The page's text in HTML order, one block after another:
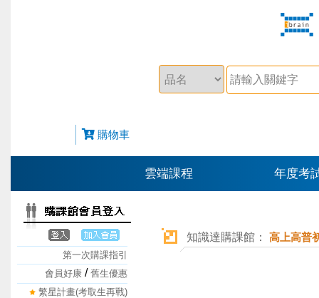
購物車
雲端課程 年度考
第一次購課指引
會員好康 / 舊生優惠
繁星計畫(考取生再戰)
知識達購課館： 高上高普